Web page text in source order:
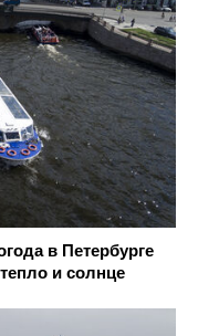
в Петербурге
и солнце